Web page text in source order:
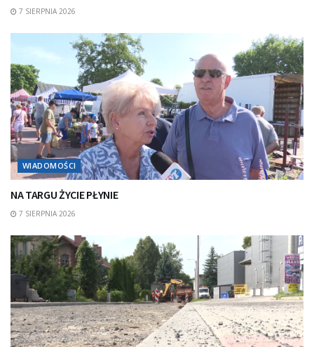
7 SIERPNIA 2026
WIADOMOŚCI
NA TARGU ŻYCIE PŁYNIE
7 SIERPNIA 2026